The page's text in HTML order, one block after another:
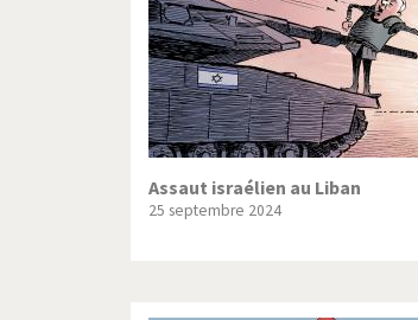
Assaut israélien au Liban
25 septembre 2024